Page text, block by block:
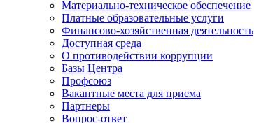
Материально-техническое обеспечение
Платные образовательные услуги
Финансово-хозяйственная деятельность
Доступная среда
О противодействии коррупции
Базы Центра
Профсоюз
Вакантные места для приема
Партнеры
Вопрос-ответ